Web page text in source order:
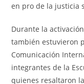
en pro de la justicia
Durante la
también estuvieron
Comunicación
integrantes de la
quienes resaltaron